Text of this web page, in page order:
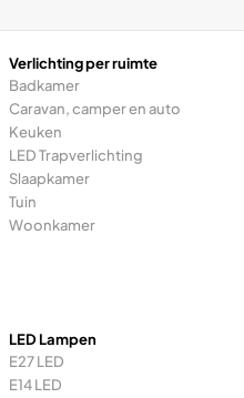
Verlichting per ruimte
Badkamer
Caravan, camper en auto
Keuken
LED Trapverlichting
Slaapkamer
Tuin
Woonkamer
LED Lampen
E27 LED
E14 LED